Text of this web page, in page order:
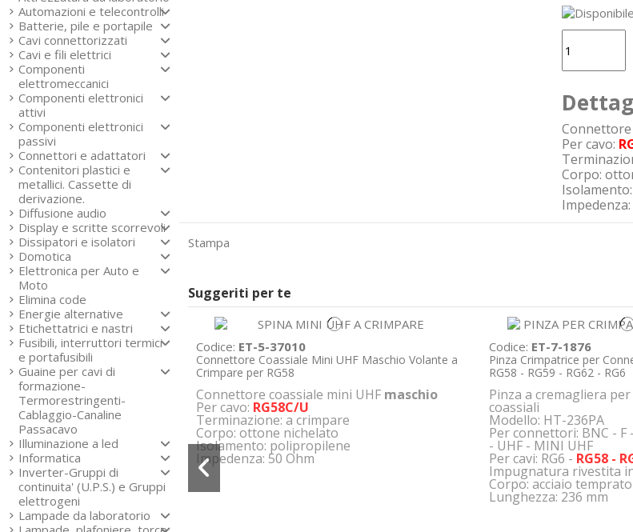
Connettore
Per cavo:
Corpo:
Stampa
Suggeriti per te
Codice: ET-5-37010
Connettore Coassiale Mini UHF Maschio Volante a
Crimpare per RG58
Connettore coassiale mini UHF maschio
Per cavo: RG58C/U
Terminazione: a crimpare
Corpo: ottone nichelato
Isolamento: polipropilene
Impedenza: 50 Ohm
Codice: ET-7-1876
Pinza Crimpatrice per
RG58 - RG59 - RG62 - RG6
Pinza a cremagliera
coassiali
Modello: HT-236PA
Per connettori: BNC - F
- UHF - MINI UHF
Per cavi: RG6 - RG58 -
Impugnatura rivestita
Corpo: acciaio temprato
Lunghezza: 236 mm
Automazioni e telecontrolli
Batterie, pile e portapile
Cavi connettorizzati
Cavi e fili elettrici
Componenti
elettromeccanici
Componenti elettronici
attivi
Componenti elettronici
passivi
Connettori e adattatori
Contenitori plastici e
metallici. Cassette di
derivazione.
Diffusione audio
Display e scritte scorrevoli
Dissipatori e isolatori
Domotica
Elettronica per Auto e
Moto
Elimina code
Energie alternative
Etichettatrici e nastri
Fusibili, interruttori termici
e portafusibili
Guaine per cavi di
formazione-
Termorestringenti-
Cablaggio-Canaline
Passacavo
Illuminazione a led
Informatica
Inverter-Gruppi di
continuita' (U.P.S.) e Gruppi
elettrogeni
Lampade da laboratorio